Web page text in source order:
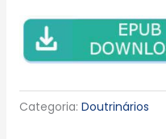
Categoria: Doutrinários